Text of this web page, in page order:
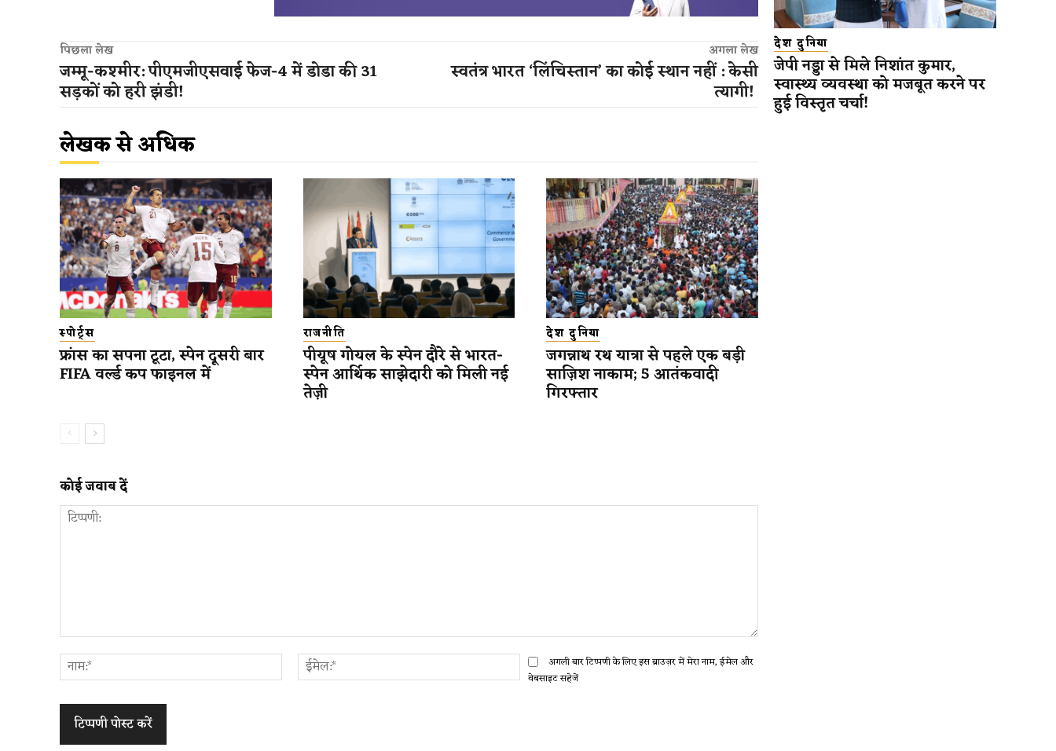
पिछला लेख
जम्मू-कश्मीर: पीएमजीएसवाई फेज-4 में डोडा की 31
सड़कों को हरी झंडी!
अगला लेख
स्वतंत्र भारत ‘लिंचिस्तान’ का कोई स्थान नहीं : केसी
त्यागी!
लेखक से अधिक
स्पोर्ट्स
फ्रांस का सपना टूटा, स्पेन दूसरी बार
FIFA वर्ल्ड कप फाइनल में
राजनीति
पीयूष गोयल के स्पेन दौरे से भारत-
स्पेन आर्थिक साझेदारी को मिली नई
तेज़ी
देश दुनिया
जगन्नाथ रथ यात्रा से पहले एक बड़ी
साज़िश नाकाम; 5 आतंकवादी
गिरफ्तार
कोई जवाब दें
नाम:*
ईमेल:*अगली बार टिप्पणी के लिए इस ब्राउज़र में मेरा नाम, ईमेल और
वेबसाइट सहेजें
देश दुनिया
जेपी नड्डा से मिले निशांत कुमार,
स्वास्थ्य व्यवस्था को मजबूत करने पर
हुई विस्तृत चर्चा!